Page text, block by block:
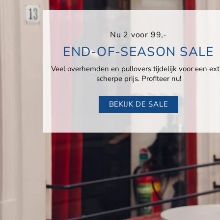
Nu 2 voor 99,-
END-OF-SEASON SALE
Veel overhemden en pullovers tijdelijk voor een
scherpe prijs. Profiteer nu!
BEKIJK DE SALE